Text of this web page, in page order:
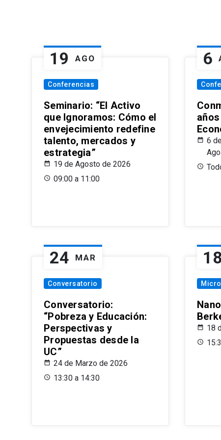
19 AGO
Conferencias
Seminario: “El Activo
que Ignoramos: Cómo el
envejecimiento redefine
talento, mercados y
estrategia”
19 de Agosto de 2026
09:00 a 11:00
6
6
24 MAR
Conversatorio
Conversatorio:
“Pobreza y Educación:
Perspectivas y
Propuestas desde la
UC”
24 de Marzo de 2026
13:30 a 14:30
18
18